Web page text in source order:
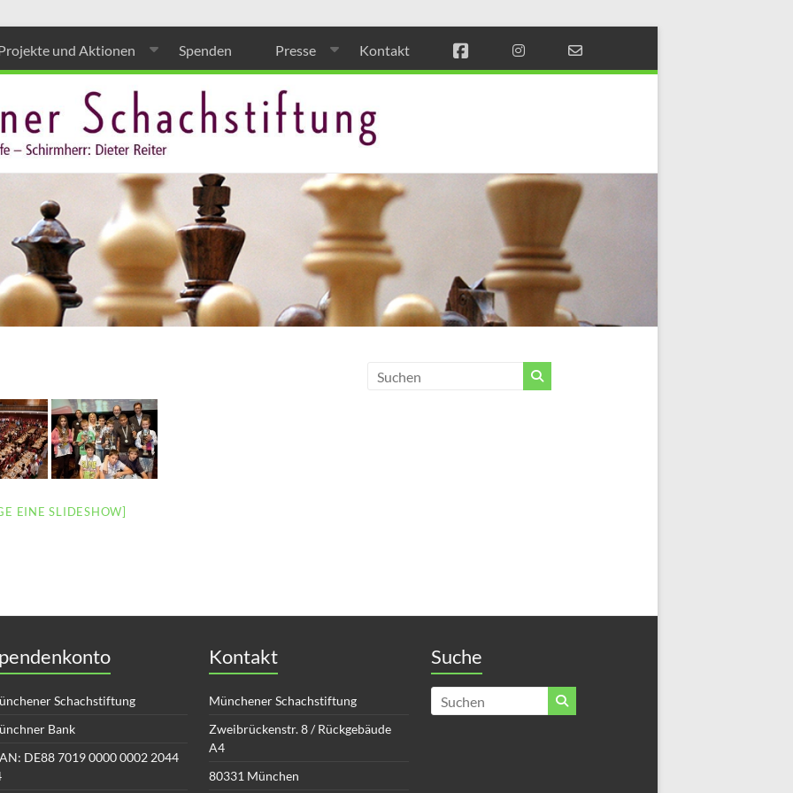
Münchener
Schach
und Aktionen Spenden Presse Kontakt
EINE SLIDESHOW]
Schachstiftung
Bank
DE88 7019 0000 0002 2044
Kontakt
Münchener Schachstiftung
Zweibrückenstr. 8 / Rückgebäude
A4
80331 München
Suche